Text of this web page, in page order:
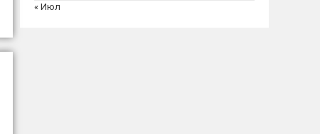
« Июл